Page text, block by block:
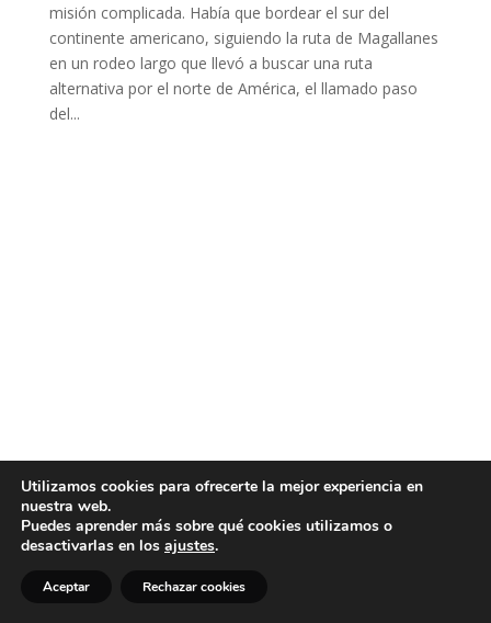
misión complicada. Había que bordear el sur del
continente americano, siguiendo la ruta de Magallanes
en un rodeo largo que llevó a buscar una ruta
alternativa por el norte de América, el llamado paso
del...
Utilizamos cookies para ofrecerte la mejor experiencia en
nuestra web.
Puedes aprender más sobre qué cookies utilizamos o
desactivarlas en los ajustes.
Aceptar Rechazar cookies